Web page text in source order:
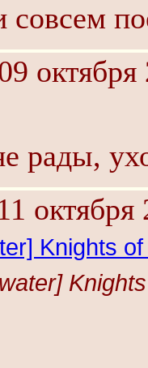
совсем
рады,
Knights